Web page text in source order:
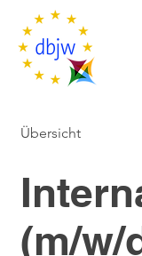
Übersicht
(m/w/